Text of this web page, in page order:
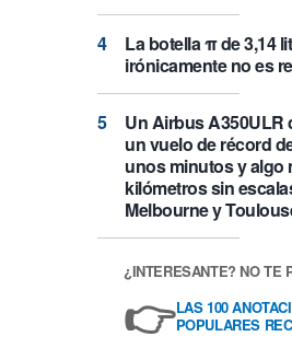
La botella π de 3,14
irónicamente no es
Un Airbus A350ULR
un vuelo de récord
unos minutos y algo
kilómetros sin
Melbourne y
¿INTERESANTE? NO TE
👉LAS 100
POPULARES